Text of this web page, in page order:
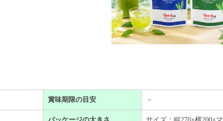
賞味期限の目安 －